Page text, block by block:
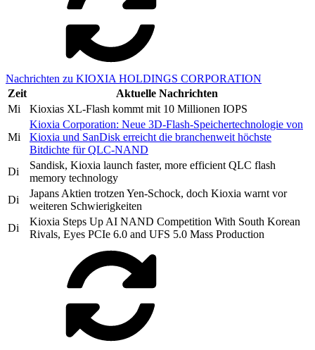
Nachrichten zu KIOXIA HOLDINGS CORPORATION
Zeit
Aktuelle Nachrichten
Mi
Kioxias XL-Flash kommt mit 10 Millionen IOPS
Mi
Kioxia Corporation: Neue 3D-Flash-Speichertechnologie von
Kioxia und SanDisk erreicht die branchenweit höchste
Bitdichte für QLC-NAND
Di
Sandisk, Kioxia launch faster, more efficient QLC flash
memory technology
Di
Japans Aktien trotzen Yen-Schock, doch Kioxia warnt vor
weiteren Schwierigkeiten
Di
Kioxia Steps Up AI NAND Competition With South Korean
Rivals, Eyes PCIe 6.0 and UFS 5.0 Mass Production